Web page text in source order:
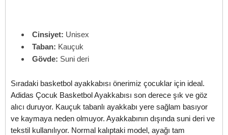
Cinsiyet: Unisex
Taban: Kauçuk
Gövde: Suni deri
Sıradaki basketbol ayakkabısı önerimiz çocuklar için ideal.
Adidas Çocuk Basketbol Ayakkabısı son derece şık ve göz
alıcı duruyor. Kauçuk tabanlı ayakkabı yere sağlam basıyor
ve kaymaya neden olmuyor. Ayakkabının dışında suni deri ve
tekstil kullanılıyor. Normal kalıptaki model, ayağı tam